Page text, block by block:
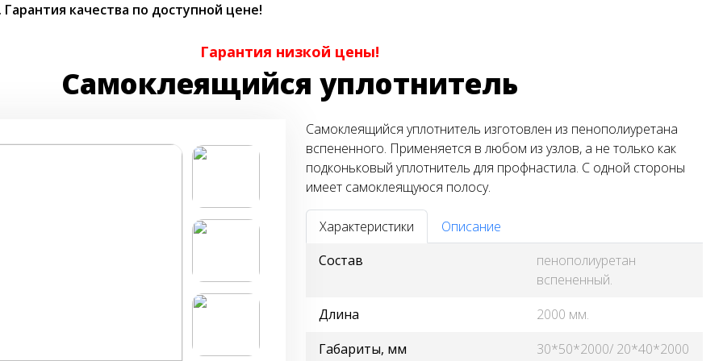
Гарантия качества по доступной цене!
Гарантия низкой цены!
Cамоклеящийся уплотнитель
Cамоклеящийся уплотнитель изготовлен из пенополиуретана
вспененного. Применяется в любом из узлов, а не только как
подконьковый уплотнитель для профнастила. С одной стороны
имеет самоклеящуюся полосу.
Характеристики
Описание
Состав
пенополиуретан
вспененный.
Длина
2000 мм.
Габариты, мм
30*50*2000/ 20*40*2000